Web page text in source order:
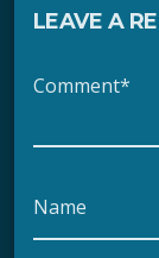
LEAVE A
Comment*
Name